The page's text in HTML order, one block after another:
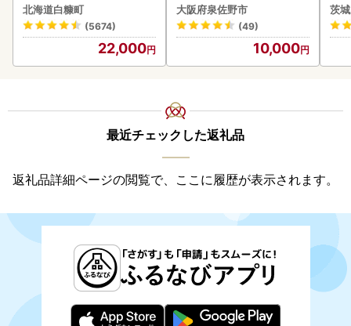
2-1676
北海道白糠町
(5674)
22,000
大阪府泉佐野市
(49)
10,000
8本
茨
最近チェックした返礼品
返礼品詳細ページの閲覧で、ここに履歴が表示されます。